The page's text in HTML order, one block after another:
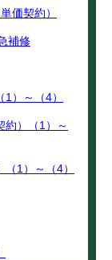
価契約）
補修
）～（4）
約）（1）～
1）～（4）